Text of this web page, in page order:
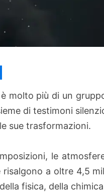
molto più di un
di testimoni
sue trasformazioni.
le
a oltre 4,5
fisica, della